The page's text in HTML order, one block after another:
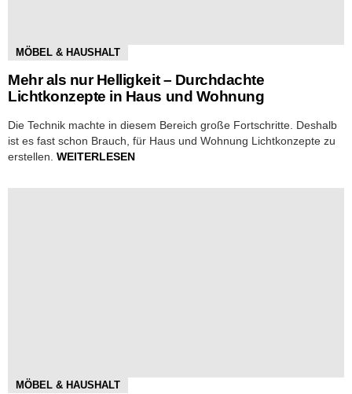
MÖBEL & HAUSHALT
Mehr als nur Helligkeit – Durchdachte
Lichtkonzepte in Haus und Wohnung
Die Technik machte in diesem Bereich große Fortschritte. Deshalb
ist es fast schon Brauch, für Haus und Wohnung Lichtkonzepte zu
erstellen. WEITERLESEN
MÖBEL & HAUSHALT